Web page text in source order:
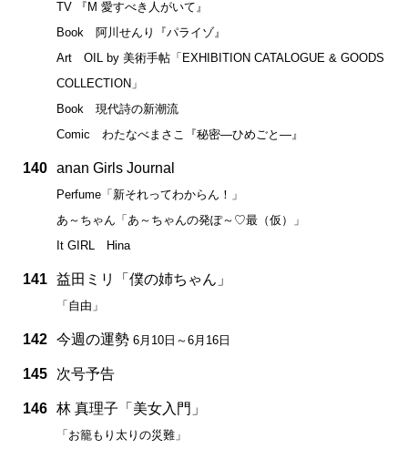
TV 『M 愛すべき人がいて』
Book 阿川せんり『パライゾ』
Art OIL by 美術手帖「EXHIBITION CATALOGUE & GOODS
COLLECTION」
Book 現代詩の新潮流
Comic わたなべまさこ『秘密―ひめごと―』
140 anan Girls Journal
Perfume「新それってわからん！」
あ～ちゃん「あ～ちゃんの発ぽ～♡最（仮）」
It GIRL Hina
141 益田ミリ「僕の姉ちゃん」
「自由」
142 今週の運勢 6月10日～6月16日
145 次号予告
146 林 真理子「美女入門」
「お籠もり太りの災難」